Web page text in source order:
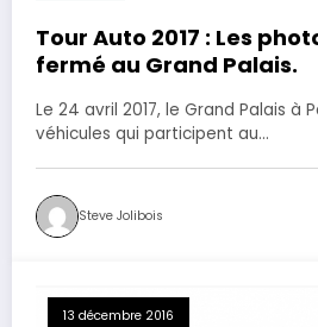
Tour Auto 2017 : Les
fermé au Grand Palais.
Le 24 avril 2017, le Grand Palais à
véhicules qui participent au…
Steve Jolibois
13 décembre 2016